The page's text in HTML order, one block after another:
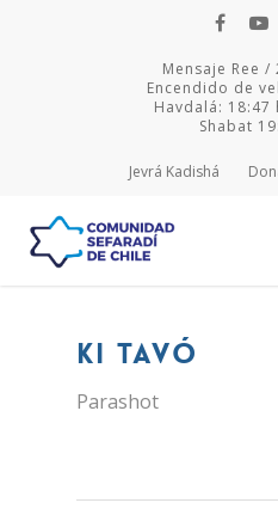
Mensaje Ree /
Encendido de
Havdalá: 18:47
Shabat
Jevrá Kadishá
Hit enter to search or ESC
Ki Tavó
Parashot